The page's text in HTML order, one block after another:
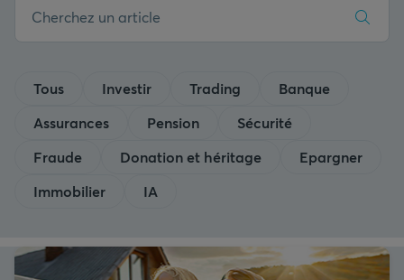
Tous Investir Trading
Banque
Assurances
Pension
Sécurité
Fraude
Donation et héritage
Epargner
Immobilier
IA